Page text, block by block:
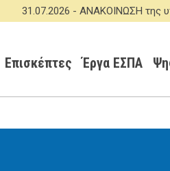
-ΑΝΑΚΟΙΝΩΣΗ της υπ'
Επισκέπτες Έργα ΕΣΠΑ